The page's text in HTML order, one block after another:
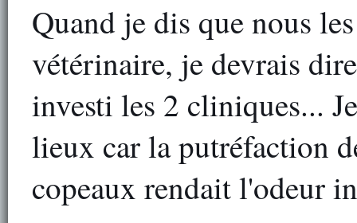
Quand je dis que nous
vétérinaire, je devrais
investi les 2 cliniques...
lieux car la putréfaction
copeaux rendait l'odeur